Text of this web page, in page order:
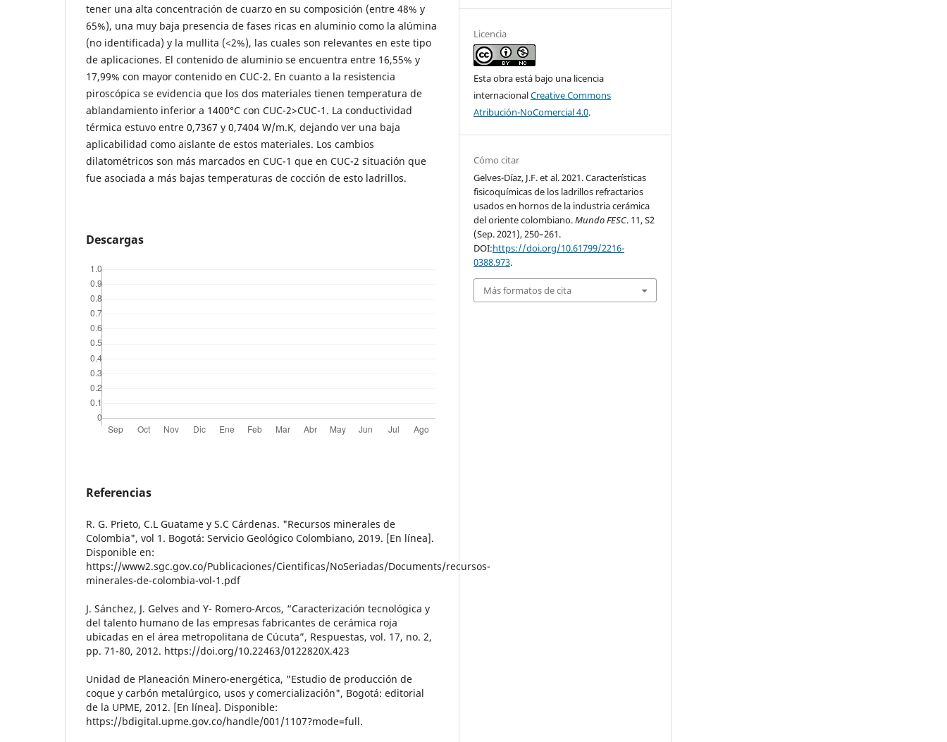
tener una alta concentración de cuarzo en su composición (entre 48% y
65%), una muy baja presencia de fases ricas en aluminio como la alúmina
(no identificada) y la mullita (<2%), las cuales son relevantes en este tipo
de aplicaciones. El contenido de aluminio se encuentra entre 16,55% y
17,99% con mayor contenido en CUC-2. En cuanto a la resistencia
piroscópica se evidencia que los dos materiales tienen temperatura de
ablandamiento inferior a 1400°C con CUC-2>CUC-1. La conductividad
térmica estuvo entre 0,7367 y 0,7404 W/m.K, dejando ver una baja
aplicabilidad como aislante de estos materiales. Los cambios
dilatométricos son más marcados en CUC-1 que en CUC-2 situación que
fue asociada a más bajas temperaturas de cocción de esto ladrillos.
Descargas
Referencias
R. G. Prieto, C.L Guatame y S.C Cárdenas. "Recursos minerales de
Colombia", vol 1. Bogotá: Servicio Geológico Colombiano, 2019. [En línea].
Disponible en:
https://www2.sgc.gov.co/Publicaciones/Cientificas/NoSeriadas/Documents/recursos-
minerales-de-colombia-vol-1.pdf
J. Sánchez, J. Gelves and Y- Romero-Arcos, “Caracterización tecnológica y
del talento humano de las empresas fabricantes de cerámica roja
ubicadas en el área metropolitana de Cúcuta”, Respuestas, vol. 17, no. 2,
pp. 71-80, 2012. https://doi.org/10.22463/0122820X.423
Unidad de Planeación Minero-energética, "Estudio de producción de
coque y carbón metalúrgico, usos y comercialización", Bogotá: editorial
de la UPME, 2012. [En línea]. Disponible:
https://bdigital.upme.gov.co/handle/001/1107?mode=full.
Licencia
Esta obra está bajo una licencia
internacionalCreative Commons
Atribución-NoComercial 4.0.
Cómo citar
Gelves-Díaz, J.F. et al. 2021. Características
fisicoquímicas de los ladrillos refractarios
usados en hornos de la industria cerámica
del oriente colombiano.Mundo FESC. 11, S2
(Sep. 2021), 250–261.
DOI:https://doi.org/10.61799/2216-
0388.973.
Más formatos de cita